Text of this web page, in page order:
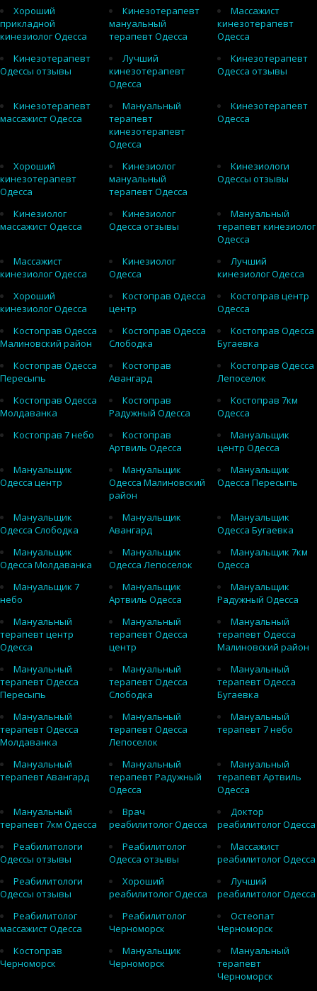
Хороший
прикладной
кинезиолог Одесса
Кинезотерапевт
мануальный
терапевт Одесса
Массажист
кинезотерапевт
Одесса
Кинезотерапевт
Одессы отзывы
Лучший
кинезотерапевт
Одесса
Кинезотерапевт
Одесса отзывы
Кинезотерапевт
массажист Одесса
Мануальный
терапевт
кинезотерапевт
Одесса
Кинезотерапевт
Одесса
Хороший
кинезотерапевт
Одесса
Кинезиолог
мануальный
терапевт Одесса
Кинезиологи
Одессы отзывы
Кинезиолог
массажист Одесса
Кинезиолог
Одесса отзывы
Мануальный
терапевт кинезиолог
Одесса
Массажист
кинезиолог Одесса
Кинезиолог
Одесса
Лучший
кинезиолог Одесса
Хороший
кинезиолог Одесса
Костоправ Одесса
центр
Костоправ центр
Одесса
Костоправ Одесса
Малиновский район
Костоправ Одесса
Слободка
Костоправ Одесса
Бугаевка
Костоправ Одесса
Пересыпь
Костоправ
Авангард
Костоправ Одесса
Лепоселок
Костоправ Одесса
Молдаванка
Костоправ
Радужный Одесса
Костоправ 7км
Одесса
Костоправ 7 небо
Костоправ
Артвиль Одесса
Мануальщик
центр Одесса
Мануальщик
Одесса центр
Мануальщик
Одесса Малиновский
район
Мануальщик
Одесса Пересыпь
Мануальщик
Одесса Слободка
Мануальщик
Авангард
Мануальщик
Одесса Бугаевка
Мануальщик
Одесса Молдаванка
Мануальщик
Одесса Лепоселок
Мануальщик 7км
Одесса
Мануальщик 7
небо
Мануальщик
Артвиль Одесса
Мануальщик
Радужный Одесса
Мануальный
терапевт центр
Одесса
Мануальный
терапевт Одесса
центр
Мануальный
терапевт Одесса
Малиновский район
Мануальный
терапевт Одесса
Пересыпь
Мануальный
терапевт Одесса
Слободка
Мануальный
терапевт Одесса
Бугаевка
Мануальный
терапевт Одесса
Молдаванка
Мануальный
терапевт Одесса
Лепоселок
Мануальный
терапевт 7 небо
Мануальный
терапевт Авангард
Мануальный
терапевт Радужный
Одесса
Мануальный
терапевт Артвиль
Одесса
Мануальный
терапевт 7км Одесса
Врач
реабилитолог Одесса
Доктор
реабилитолог Одесса
Реабилитологи
Одессы отзывы
Реабилитолог
Одесса отзывы
Массажист
реабилитолог Одесса
Реабилитологи
Одессы отзывы
Хороший
реабилитолог Одесса
Лучший
реабилитолог Одесса
Реабилитолог
массажист Одесса
Реабилитолог
Черноморск
Остеопат
Черноморск
Костоправ
Черноморск
Мануальщик
Черноморск
Мануальный
терапевт
Черноморск